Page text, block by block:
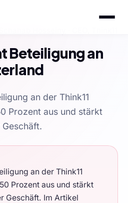
Beteiligung an
an der Think11
Prozent aus und stärkt
an der Think11
Prozent aus und stärkt
Geschäft. Im Artikel